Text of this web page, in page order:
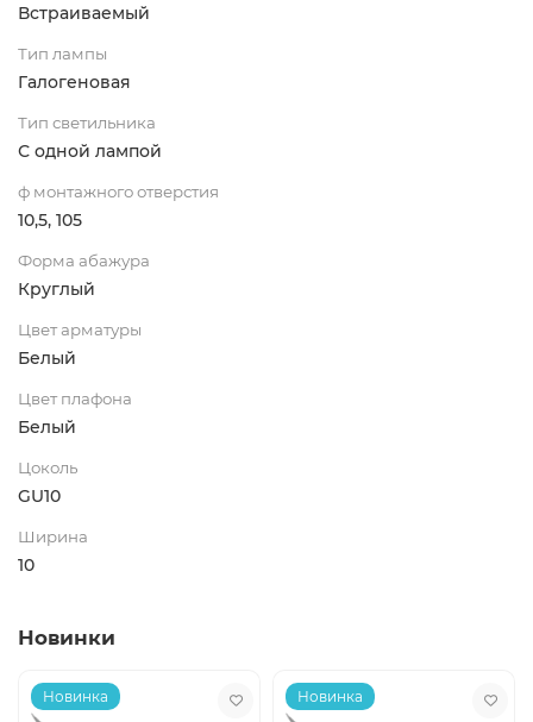
Встраиваемый
Тип лампы
Галогеновая
Тип светильника
С одной лампой
ф монтажного отверстия
10,5, 105
Форма абажура
Круглый
Цвет арматуры
Белый
Цвет плафона
Белый
Цоколь
GU10
Ширина
10
Новинки
Новинка Новинка